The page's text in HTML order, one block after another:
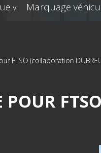
Marquage
FTSO (collaboration
POUR